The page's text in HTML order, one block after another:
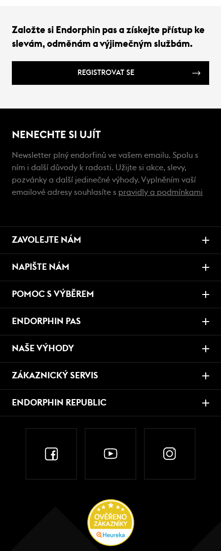
Založte si Endorphin pas a získejte přístup ke
slevám, odměnám a výjimečným službám.
REGISTROVAT SE
NENECHTE SI UJÍT
Newsletter plný endorfinů ve vašem emailu. Spolu s
ním i další důvody k radosti. Užijte si akce, slevy,
pozvánky a další jedinečné výhody. Vyplněním vaší
emailové adresy souhlasíte s pravidly a podmínkami
ZAVOLEJTE NÁM
NAPIŠTE NÁM
POMOC S VÝBĚREM
ENDORPHIN PAS
NAŠE VÝHODY
ZÁKAZNICKÝ SERVIS
ENDORPHIN REPUBLIC